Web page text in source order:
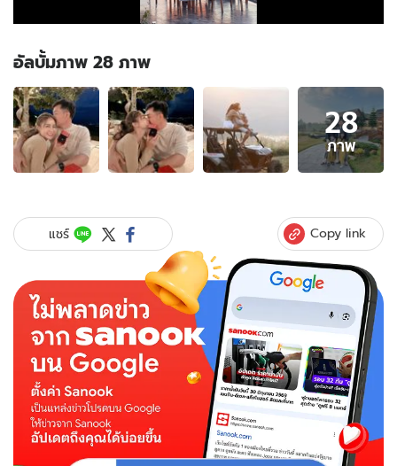
อัลบั้มภาพ 28 ภาพ
อัลบั้ม
ภาพ
28
ภาพ
ของ
กษร"
แฮปปี้
ของ
ขวัญ
ถูกใจ
สามี
เซอร์ไพรส์
เกิด
ล่วง
28
ภาพ
แชร์ Copy link